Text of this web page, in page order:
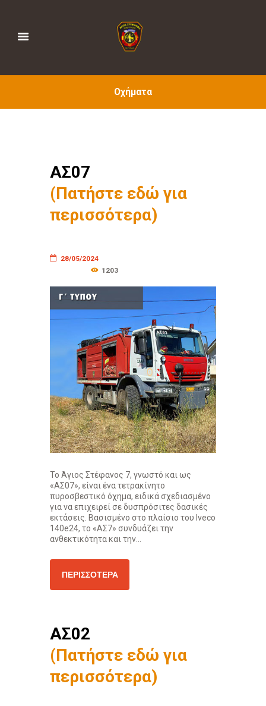
Οχήματα
ΑΣ07
(Πατήστε εδώ για
περισσότερα)
28/05/2024
1203
Το Άγιος Στέφανος 7, γνωστό και ως
«ΑΣ07», είναι ένα τετρακίνητο
πυροσβεστικό όχημα, ειδικά σχεδιασμένο
για να επιχειρεί σε δυσπρόσιτες δασικές
εκτάσεις. Βασισμένο στο πλαίσιο του Iveco
140e24, το «ΑΣ7» συνδυάζει την
ανθεκτικότητα και την...
ΠΕΡΙΣΣΌΤΕΡΑ
ΑΣ02
(Πατήστε εδώ για
περισσότερα)